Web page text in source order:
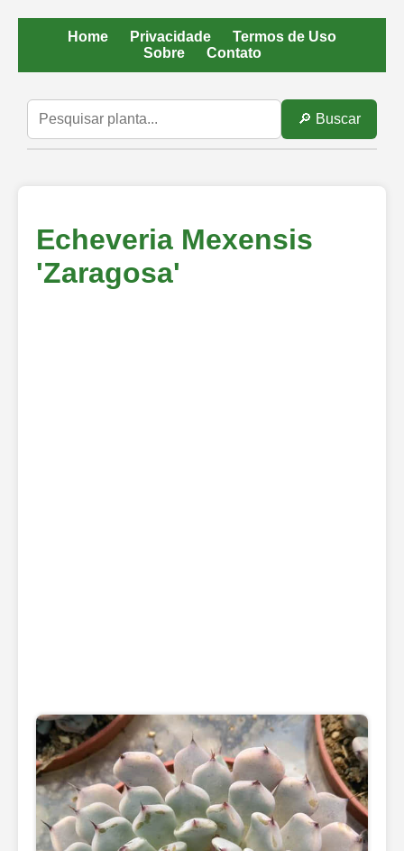
Home Privacidade
Termos de Uso
Sobre
Contato
🔎 Buscar
Echeveria Mexensis
'Zaragosa'